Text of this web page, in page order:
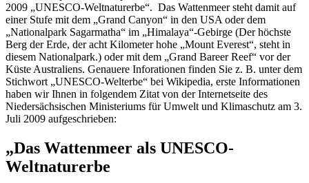
2009 „UNESCO-Weltnaturerbe“. Das Wattenmeer steht damit auf
einer Stufe mit dem „Grand Canyon“ in den USA oder dem
„Nationalpark Sagarmatha“ im „Himalaya“-Gebirge (Der höchste
Berg der Erde, der acht Kilometer hohe „Mount Everest“, steht in
diesem Nationalpark.) oder mit dem „Grand Bareer Reef“ vor der
Küste Australiens. Genauere Inforationen finden Sie z. B. unter dem
Stichwort „UNESCO-Welterbe“ bei Wikipedia, erste Informationen
haben wir Ihnen in folgendem Zitat von der Internetseite des
Niedersächsischen Ministeriums für Umwelt und Klimaschutz am 3.
Juli 2009 aufgeschrieben:
„Das Wattenmeer als UNESCO-
Weltnaturerbe